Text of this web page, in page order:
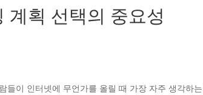
계획 선택의 중요성
들이 인터넷에 무언가를 올릴 때 가장 자주 생각하